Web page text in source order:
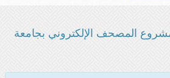
المصحف الإلكتروني بجامعة